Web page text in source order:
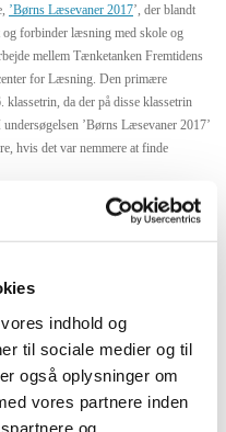
indhold og
til sociale medier og til
også oplysninger om
vores partnere inden
og
’Børns Læsevaner 2017’, der blandt
forbinder læsning med skole og
mellem Tænketanken Fremtidens
for Læsning. Den primære
da der på disse klassetrin
’Børns Læsevaner 2017’
hvis det var nemmere at finde